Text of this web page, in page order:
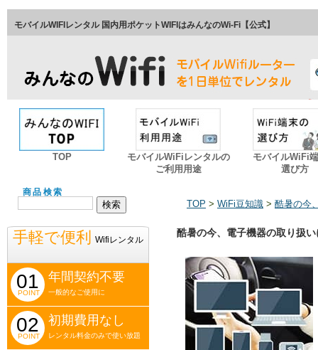
モバイルWIFIレンタル 国内用ポケットWIFIはみんなのWi-Fi【公式】
TOP
モバイルWiFiレンタルの
ご利用用途
モバイルWiFi
選び方
商品検索
手軽で便利 Wifiレンタル
01
POINT
年間契約不要
一般的なご使用に
02
POINT
初期費用なし
レンタル料金のみで使い放題
TOP > WiFi豆知識 > 酷暑の今
酷暑の今、電子機器の取り扱